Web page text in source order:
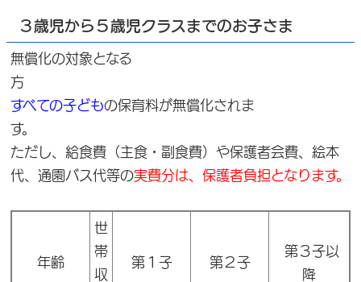
３歳児から５歳児クラスまでのお子さま
無償化の対象となる
方
すべての子どもの保育料が無償化されま
す
ただし、給食費（主食・副食費）や保護者会費、絵本
代、通園バス代等の実費分は、保護者負担となります。
年齢
世
帯
収
第１子 第２子
第３子以
降